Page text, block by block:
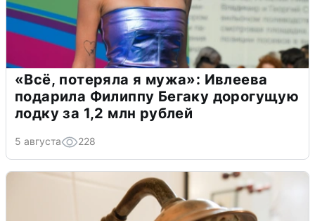
«Всё, потеряла я мужа»: Ивлеева
подарила Филиппу Бегаку дорогущую
лодку за 1,2 млн рублей
5 августа 228